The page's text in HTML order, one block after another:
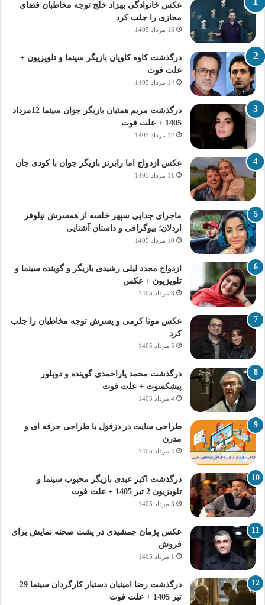
عکس خانوادگی بهزاد خلج توجه مخاطبان فضای
مجازی را جلب کرد
15 مرداد 1405
درگذشت کاوه کاویان بازیگر سینما و تلویزیون +
علت فوت
14 مرداد 1405
درگذشت مریم همتیان بازیگر جوان سینما 12مرداد
1405 + علت فوت
12 مرداد 1405
عکس ازدواج اما رابرتز بازیگر جوان با کودی جان
11 مرداد 1405
ماجرای جدایی سپهر خلسه از همسرش نیلوفر
اردلان؛ بیوگرافی و داستان آشنایی
10 مرداد 1405
ازدواج مجدد لیلی رشیدی بازیگر و گوینده سینما و
تلویزیون + عکس
8 مرداد 1405
عکس مونا کرمی و پسرش توجه مخاطبان را جلب
کرد
5 مرداد 1405
درگذشت محمد یاراحمدی گوینده و دوبلور
پیشکسوت + علت فوت
4 مرداد 1405
طراحی سایت در دزفول با طراحی حرفه‌ ای و
مدرن
4 مرداد 1405
درگذشت اکبر عبدی بازیگر محبوب سینما و
تلویزیون 2 تیر 1405 + علت فوت
3 مرداد 1405
عکس پژمان جمشیدی در پشت صحنه نمایش برای
فروش
1 مرداد 1405
درگذشت رضا امینیان دستیار کارگردان سینما 29
تیر 1405 + علت فوت